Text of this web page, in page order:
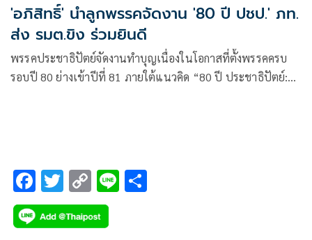
'อภิสิทธิ์' นำลูกพรรคจัดงาน '80 ปี ปชป.' ภท.
ส่ง รมต.ขิง ร่วมยินดี
พรรคประชาธิปัตย์จัดงานทำบุญเนื่องในโอกาสที่ตั้งพรรคครบ
รอบปี 80 ย่างเข้าปีที่ 81 ภายใต้แนวคิด “80 ปี ประชาธิปัตย์:
F
ac
e
T
wi
tt
C
o
p
Li